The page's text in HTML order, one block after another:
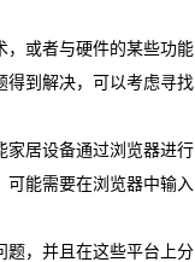
，或者与硬件的某些功能
得到解决，可以考虑寻找
家居设备通过浏览器进行
可能需要在浏览器中输入
题，并且在这些平台上分